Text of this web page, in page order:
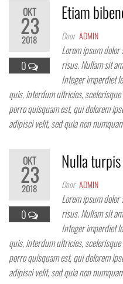
OKT
23
2018
0
Etiam
Door ADMIN
Lorem ipsum
risus. Nullam sit
Integer imperdiet
quis, interdum ultricies,
porro quisquam est, qui dolorem
adipisci velit, sed quia non
OKT
23
2018
0
Nulla
Door ADMIN
Lorem ipsum
risus. Nullam sit
Integer imperdiet
quis, interdum ultricies,
porro quisquam est, qui dolorem
adipisci velit, sed quia non